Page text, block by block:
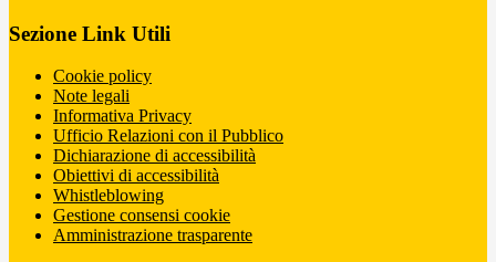
Sezione Link Utili
Cookie policy
Note legali
Informativa Privacy
Ufficio Relazioni con il Pubblico
Dichiarazione di accessibilità
Obiettivi di accessibilità
Whistleblowing
Gestione consensi cookie
Amministrazione trasparente